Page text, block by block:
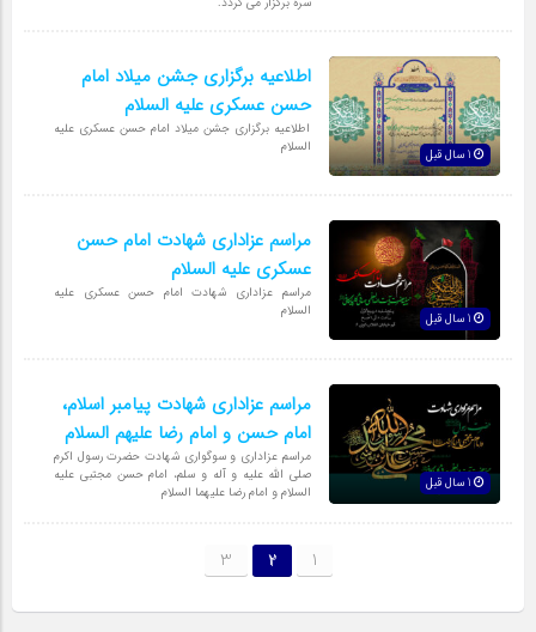
اطلاعیه برگزاری جشن میلاد امام
حسن عسکری علیه السلام
اطلاعیه برگزاری جشن میلاد امام حسن عسکری علیه
السلام
مراسم عزاداری شهادت امام حسن
عسکری علیه السلام
مراسم عزاداری شهادت امام حسن عسکری علیه
السلام
مراسم عزاداری شهادت پیامبر اسلام،
امام حسن و امام رضا علیهم السلام
مراسم عزاداری و سوگواری شهادت حضرت رسول اکرم
صلی الله علیه و آله و سلم، امام حسن مجتبی علیه
السلام و امام رضا علیهما السلام
1
2
3